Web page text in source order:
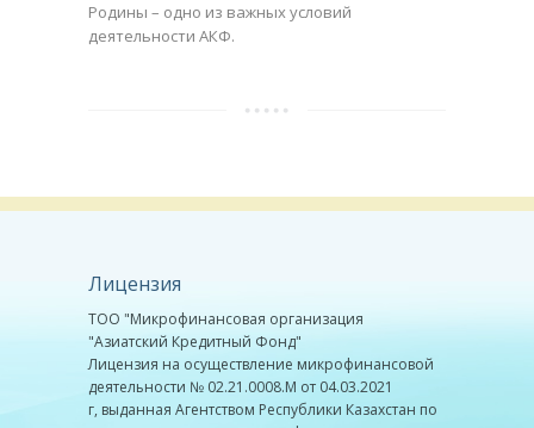
Родины – одно из важных условий
деятельности АКФ.
Лицензия
ТОО "Микрофинансовая организация
"Азиатский Кредитный Фонд"
Лицензия на осуществление микрофинансовой
деятельности № 02.21.0008.М от 04.03.2021
г, выданная Агентством Республики Казахстан по